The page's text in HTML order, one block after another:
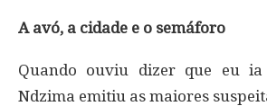
A avó, a cidade e o semáforo
Quando ouviu dizer que eu ia
Ndzima emitiu as maiores